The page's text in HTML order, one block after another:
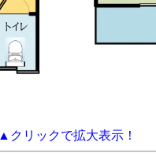
▲クリックで拡大表示！